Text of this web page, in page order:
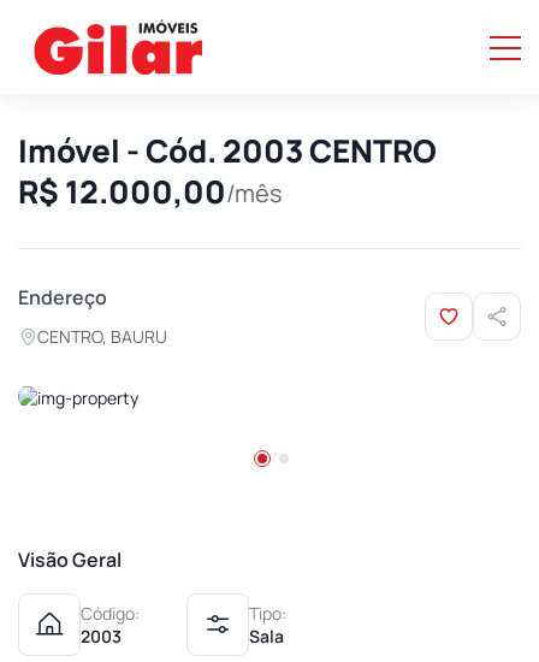
Imóvel - Cód. 2003 CENTRO
R$ 12.000,00/mês
Endereço
CENTRO, BAURU
Visão Geral
Código:
2003
Tipo:
Sala